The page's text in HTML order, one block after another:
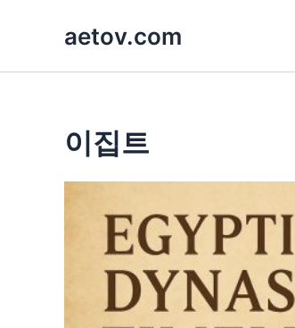
aetov.com
이집트